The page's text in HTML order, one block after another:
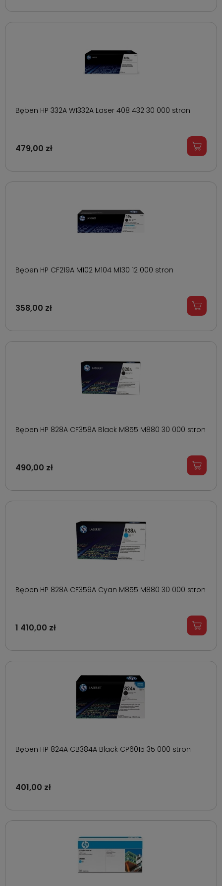
Bęben HP 332A W1332A Laser 408 432 30 000 stron
479,00 zł
Bęben HP CF219A M102 M104 M130 12 000 stron
358,00 zł
Bęben HP 828A CF358A Black M855 M880 30 000 stron
490,00 zł
Bęben HP 828A CF359A Cyan M855 M880 30 000 stron
1 410,00 zł
Bęben HP 824A CB384A Black CP6015 35 000 stron
401,00 zł